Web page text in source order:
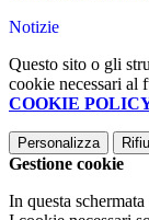
Notizie
Questo sito o gli
cookie necessari al
COOKIE
Personalizza
Gestione cookie
In questa